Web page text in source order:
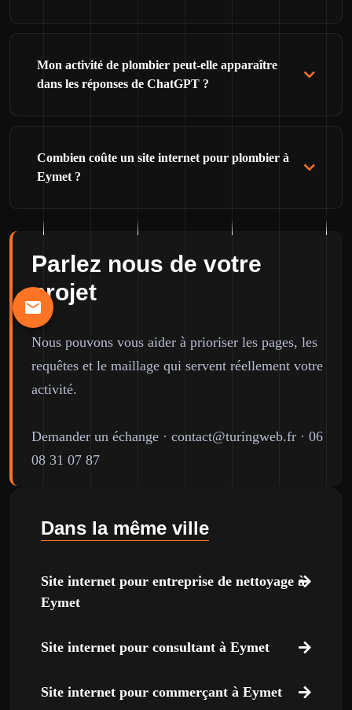
Mon activité de plombier peut-elle apparaître
dans les réponses de ChatGPT ?
Combien coûte un site internet pour plombier à
Eymet ?
Parlez nous de votre
projet
Nous pouvons vous aider à prioriser les pages, les
requêtes et le maillage qui servent réellement votre
activité.
Demander un échange · contact@turingweb.fr · 06
08 31 07 87
Dans la même ville
Site internet pour entreprise de nettoyage à
Eymet
Site internet pour consultant à Eymet
Site internet pour commerçant à Eymet